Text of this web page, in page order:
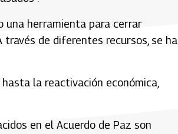
una herramienta para cerrar
de diferentes recursos, se ha
la reactivación económica,
en el Acuerdo de Paz son